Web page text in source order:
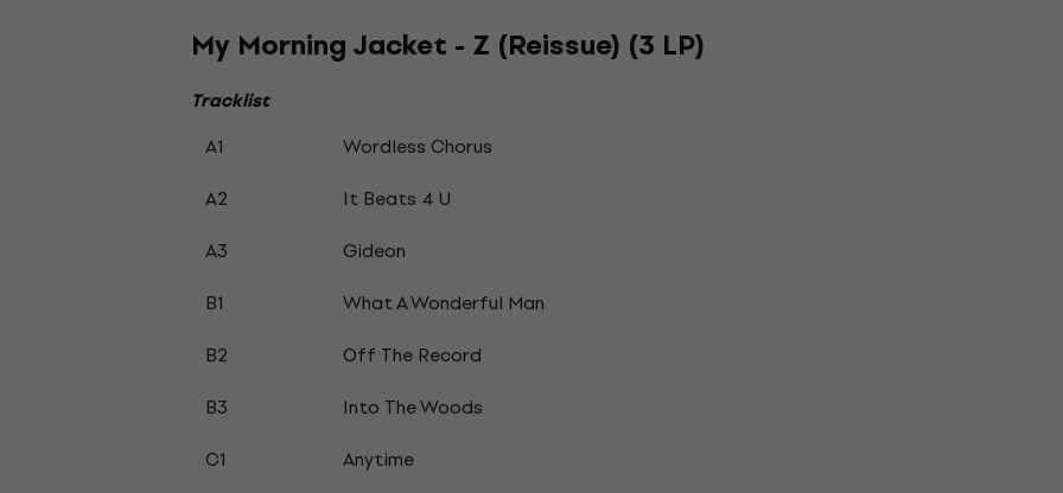
My Morning Jacket - Z (Reissue) (3 LP)
Tracklist
A1
Wordless Chorus
A2
It Beats 4 U
A3
Gideon
B1
What A Wonderful Man
B2
Off The Record
B3
Into The Woods
C1
Anytime